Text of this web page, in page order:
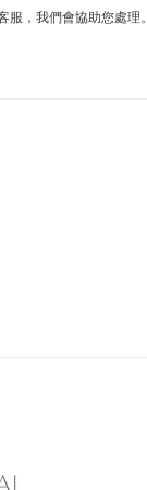
，我們會協助您處理。